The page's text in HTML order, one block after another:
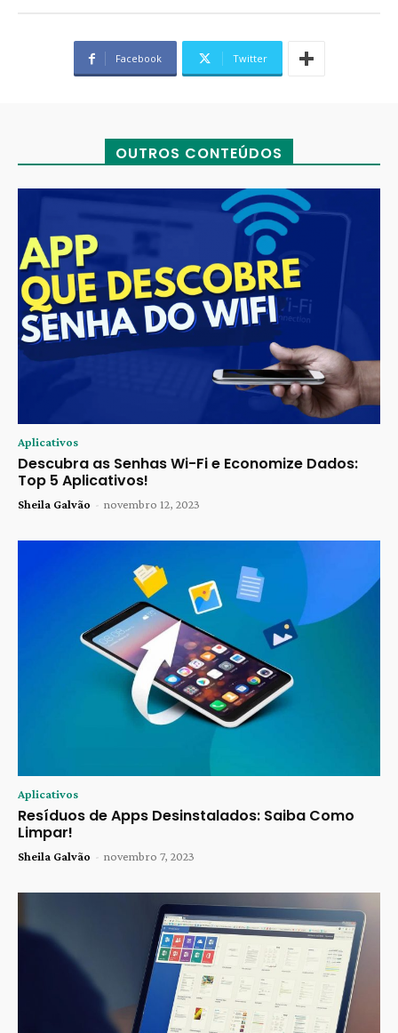
Facebook Twitter
OUTROS CONTEÚDOS
Aplicativos
Descubra as Senhas Wi-Fi e Economize Dados:
Top 5 Aplicativos!
Sheila Galvão - novembro 12, 2023
Aplicativos
Resíduos de Apps Desinstalados: Saiba Como
Limpar!
Sheila Galvão - novembro 7, 2023